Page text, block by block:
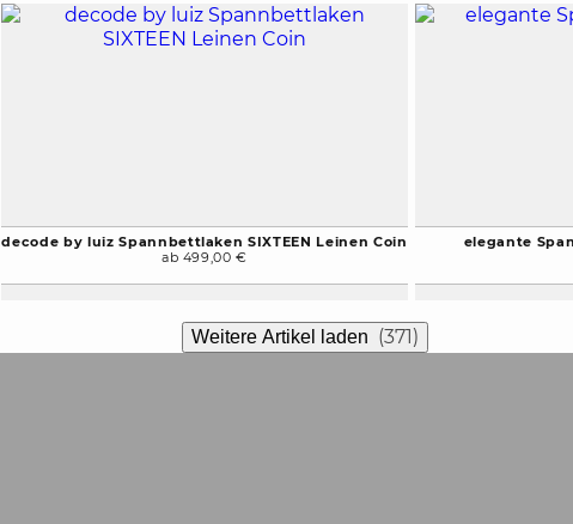
decode by luiz Spannbettlaken SIXTEEN Leinen Coin
ab 499,00 €
elegante
Weitere Artikel laden (371)